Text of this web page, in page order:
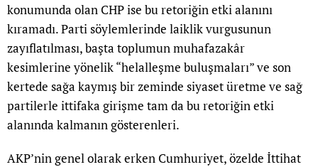
konumunda olan CHP ise bu retoriğin etki alanını
kıramadı. Parti söylemlerinde laiklik vurgusunun
zayıflatılması, başta toplumun muhafazakâr
kesimlerine yönelik “helalleşme buluşmaları” ve son
kertede sağa kaymış bir zeminde siyaset üretme ve sağ
partilerle ittifaka girişme tam da bu retoriğin etki
alanında kalmanın gösterenleri.
AKP’nin genel olarak erken Cumhuriyet, özelde İttihat